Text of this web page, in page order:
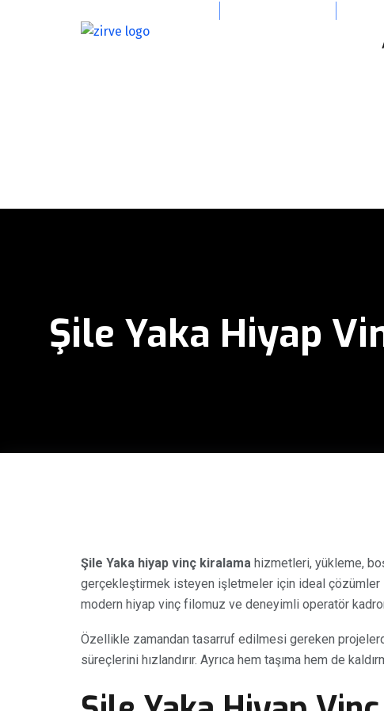
Şile Yaka Hiyap
Şile Yaka hiyap vinç kiralama hizmetleri, yükleme,
gerçekleştirmek isteyen işletmeler için ideal çözümler
modern hiyap vinç filomuz ve deneyimli operatör
Özellikle zamandan tasarruf edilmesi gereken
süreçlerini hızlandırır. Ayrıca hem taşıma hem de